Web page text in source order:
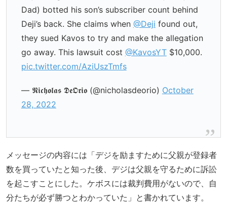
Dad) botted his son’s subscriber count behind
Deji’s back. She claims when @Deji found out,
they sued Kavos to try and make the allegation
go away. This lawsuit cost @KavosYT$10,000.
pic.twitter.com/AziUszTmfs
— 𝕹𝖎𝖈𝖍𝖔𝖑𝖆𝖘 𝕯𝖊𝕺𝖗𝖎𝖔 (@nicholasdeorio) October
28, 2022
メッセージの内容には「デジを励ますために父親が登録者
数を買っていたと知った後、デジは父親を守るために訴訟
を起こすことにした。ケボスには裁判費用がないので、自
分たちが必ず勝つとわかっていた」と書かれています。